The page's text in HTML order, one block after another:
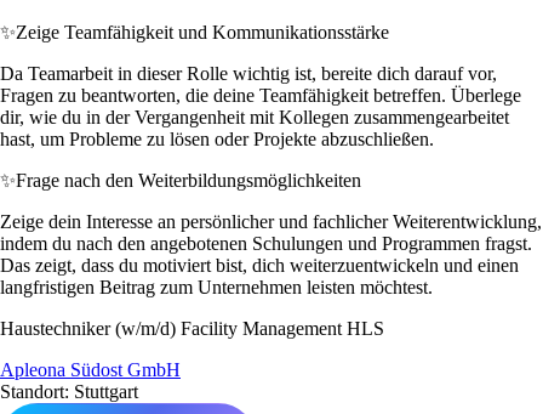
✨Zeige Teamfähigkeit und Kommunikationsstärke
Da Teamarbeit in dieser Rolle wichtig ist, bereite dich darauf vor,
Fragen zu beantworten, die deine Teamfähigkeit betreffen. Überlege
dir, wie du in der Vergangenheit mit Kollegen zusammengearbeitet
hast, um Probleme zu lösen oder Projekte abzuschließen.
✨Frage nach den Weiterbildungsmöglichkeiten
Zeige dein Interesse an persönlicher und fachlicher Weiterentwicklung,
indem du nach den angebotenen Schulungen und Programmen fragst.
Das zeigt, dass du motiviert bist, dich weiterzuentwickeln und einen
langfristigen Beitrag zum Unternehmen leisten möchtest.
Haustechniker (w/m/d) Facility Management HLS
Apleona Südost GmbH
Standort: Stuttgart